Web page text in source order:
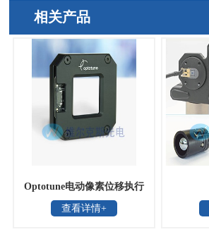
相关产品
Optotune电动像素位移执行
器
查看详情+